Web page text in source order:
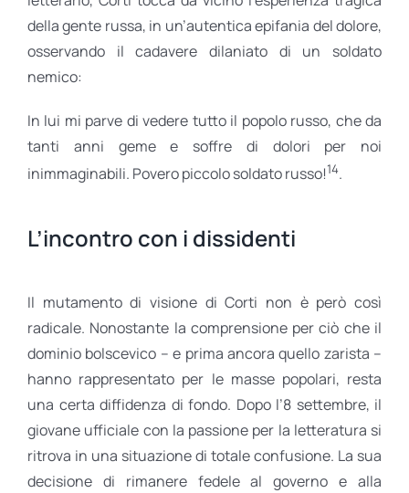
della gente russa, in un’autentica epifania del dolore,
osservando il cadavere dilaniato di un soldato
nemico:
In lui mi parve di vedere tutto il popolo russo, che da
tanti anni geme e soffre di dolori per noi
inimmaginabili. Povero piccolo soldato russo!14.
L’incontro con i dissidenti
Il mutamento di visione di Corti non è però così
radicale. Nonostante la comprensione per ciò che il
dominio bolscevico – e prima ancora quello zarista –
hanno rappresentato per le masse popolari, resta
una certa diffidenza di fondo. Dopo l’8 settembre, il
giovane ufficiale con la passione per la letteratura si
ritrova in una situazione di totale confusione. La sua
decisione di rimanere fedele al governo e alla